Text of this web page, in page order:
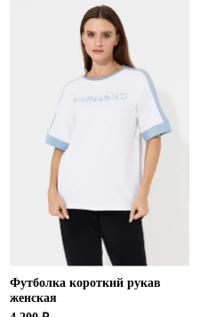
Футболка короткий рукав
женская